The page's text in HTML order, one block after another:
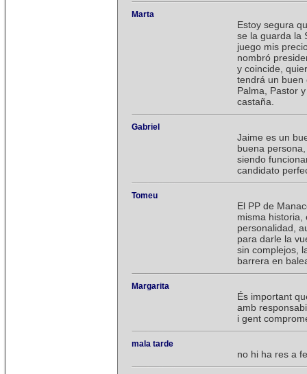
Marta
Estoy segura
se la guarda la
juego mis
nombró
y coincide,
tendrá un buen
Palma, Pastor
castaña.
Gabriel
Jaime es un
buena
siendo
candidato
Tomeu
El PP de
misma historia,
personalidad,
para darle la
sin complejos,
barrera en
Margarita
És important
amb
i gent
mala tarde
no hi ha res a